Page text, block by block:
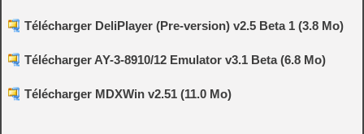
Télécharger DeliPlayer (Pre-version) v2.5 Beta 1 (3.8 Mo)
Télécharger AY-3-8910/12 Emulator v3.1 Beta (6.8 Mo)
Télécharger MDXWin v2.51 (11.0 Mo)